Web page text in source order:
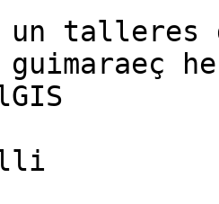
un talleres